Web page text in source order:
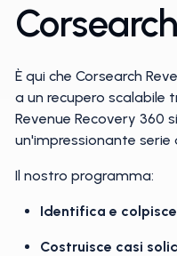
È qui che Corsearch
a un recupero scalabile
Revenue Recovery 360
un'impressionante serie
Il nostro programma:
Identifica e
Costruisce casi